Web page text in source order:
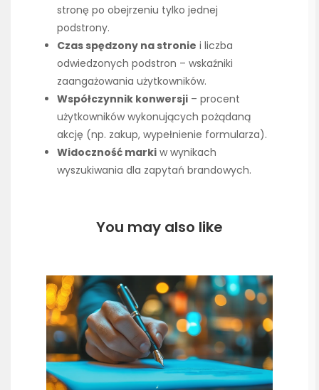
stronę po obejrzeniu tylko jednej
podstrony.
Czas spędzony na stronie i liczba
odwiedzonych podstron – wskaźniki
zaangażowania użytkowników.
Współczynnik konwersji – procent
użytkowników wykonujących pożądaną
akcję (np. zakup, wypełnienie formularza).
Widoczność marki w wynikach
wyszukiwania dla zapytań brandowych.
You may also like